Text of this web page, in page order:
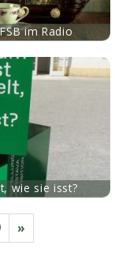
im Radio
wie sie isst?
»